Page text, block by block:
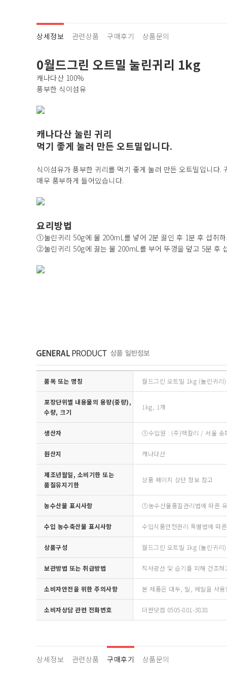
상세정보 관련상품 구매후기 상품문의
0월드그린 오트밀 눌린귀리 1kg
캐나다산 100%
풍부한 식이섬유
캐나다산 눌린 귀리
먹기 좋게 눌러 만든 오트밀입니다.
식이섬유가 풍부한 귀리를 먹기 좋게 눌러 만든 오트밀입니다
매우 풍부하게 들어있습니다.
요리방법
①눌린귀리 50g에 물 200mL를 넣어 2분 끓인 후 1분 후 섭취
②눌린귀리 50g에 끓는 물 200mL를 부어 뚜껑을 덮고 5분 후
품목 또는 명칭 월드그린 오트밀 1kg (눌린귀리)
포장단위별 내용물의 용량(중량),
수량, 크기
1kg, 1개
생산자 ①수입원 : (주)맥칼리 / 서울 송
원산지 캐나다산
제조년월일, 소비기한 또는
품질유지기한
상품 페이지 상단 정보 참고
농수산물 표시사항 ①농수산물품질관리법에 따른
수입 농수축산물 표시사항 수입식품안전관리 특별법에 따
상품구성 월드그린 오트밀 1kg (눌린귀리
보관방법 또는 취급방법 직사광선 및 습기를 피해 건조
소비자안전을 위한 주의사항 본 제품은 대두, 밀, 메밀을 사용
소비자상담 관련 전화번호 더싼닷컴 0505-801-3838
상세정보 관련상품 구매후기 상품문의